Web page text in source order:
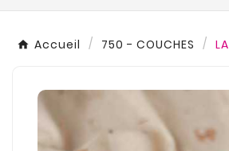
Accueil 750 - COUCHES